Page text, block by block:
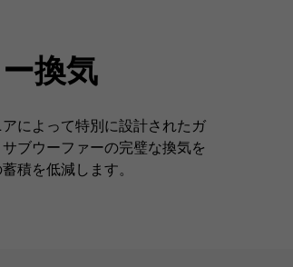
換気
によって特別に設計されたガ
ブウーファーの完璧な換気を
積を低減します。